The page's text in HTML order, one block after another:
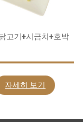
고기+시금치+호박
자세히 보기